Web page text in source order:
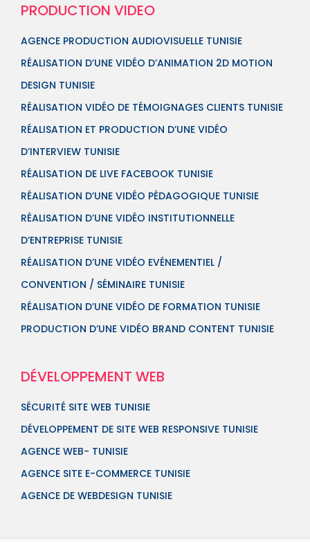
PRODUCTION VIDEO
AGENCE PRODUCTION AUDIOVISUELLE TUNISIE
RÉALISATION D’UNE VIDÉO D’ANIMATION 2D MOTION
DESIGN TUNISIE
RÉALISATION VIDÉO DE TÉMOIGNAGES CLIENTS TUNISIE
RÉALISATION ET PRODUCTION D’UNE VIDÉO
D’INTERVIEW TUNISIE
RÉALISATION DE LIVE FACEBOOK TUNISIE
RÉALISATION D’UNE VIDÉO PÉDAGOGIQUE TUNISIE
RÉALISATION D’UNE VIDÉO INSTITUTIONNELLE
D’ENTREPRISE TUNISIE
RÉALISATION D’UNE VIDÉO EVÉNEMENTIEL /
CONVENTION / SÉMINAIRE TUNISIE
RÉALISATION D’UNE VIDÉO DE FORMATION TUNISIE
PRODUCTION D’UNE VIDÉO BRAND CONTENT TUNISIE
DÉVELOPPEMENT WEB
SÉCURITÉ SITE WEB TUNISIE
DÉVELOPPEMENT DE SITE WEB RESPONSIVE TUNISIE
AGENCE WEB- TUNISIE
AGENCE SITE E-COMMERCE TUNISIE
AGENCE DE WEBDESIGN TUNISIE